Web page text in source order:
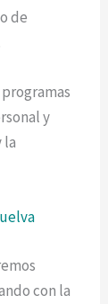
de
y
la
con la